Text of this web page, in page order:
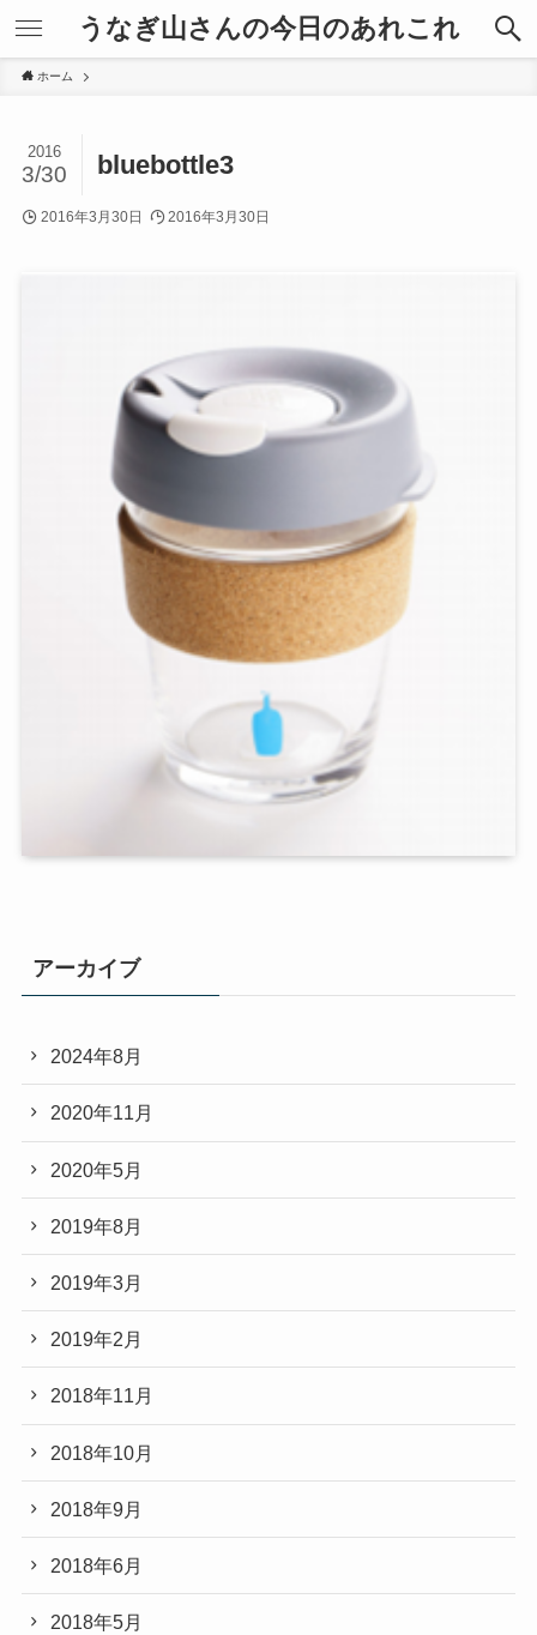
うなぎ山さんの今日のあれこれ
ホーム
bluebottle3
2016
3/30
2016年3月30日 2016年3月30日
アーカイブ
2024年8月
2020年11月
2020年5月
2019年8月
2019年3月
2019年2月
2018年11月
2018年10月
2018年9月
2018年6月
2018年5月